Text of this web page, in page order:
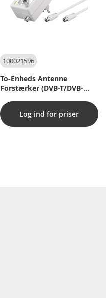
100021596
To-Enheds Antenne
Forstærker (DVB-T/DVB-
Log ind for priser